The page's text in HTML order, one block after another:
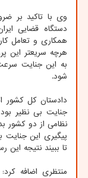
وی با تاکید بر
دستگاه قضایی
همکاری و تعامل
هرچه سریعتر این
به این جنایت
شود.
دادستان کل کشور
جنایت بی نظیر بود
نظامی از دو کشور
پیگیری این جنایت
تا ببیند نتیجه
منتظری اضافه